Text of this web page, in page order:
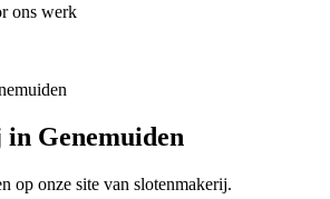
ons werk
Genemuiden
op onze site van slotenmakerij.